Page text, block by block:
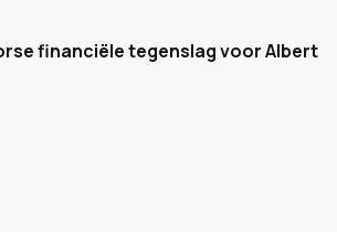
financiële tegenslag voor Albert